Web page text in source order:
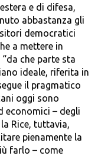
e di difesa,
abbastanza gli
democratici
a mettere in
che parte sta
ideale, riferita in
il pragmatico
oggi sono
economici – degli
Rice, tuttavia,
pienamente la
farlo – come